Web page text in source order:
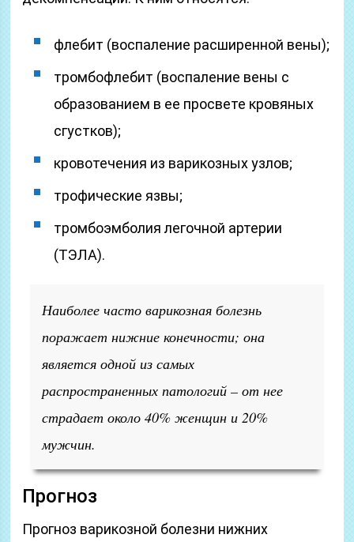
флебит (воспаление расширенной вены);
тромбофлебит (воспаление вены с
образованием в ее просвете кровяных
сгустков);
кровотечения из варикозных узлов;
трофические язвы;
тромбоэмболия легочной артерии
(ТЭЛА).
Наиболее часто варикозная болезнь
поражает нижние конечности; она
является одной из самых
распространенных патологий – от нее
страдает около 40% женщин и 20%
мужчин.
Прогноз
Прогноз варикозной болезни нижних